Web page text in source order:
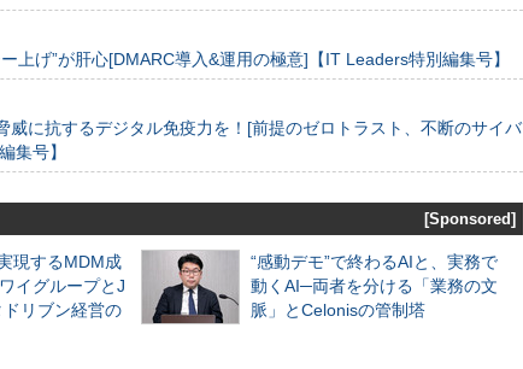
上げ”が肝心[DMARC導入&運用の極意]【IT Leaders特別編集号】
に抗するデジタル免疫力を！[前提のゼロトラスト、不断のサイバ
集号】
[Sponsored]
現するMDM成
イグループとJ
リブン経営の
“感動デモ”で終わるAIと、実務で
動くAI─両者を分ける「業務の文
脈」とCelonisの管制塔